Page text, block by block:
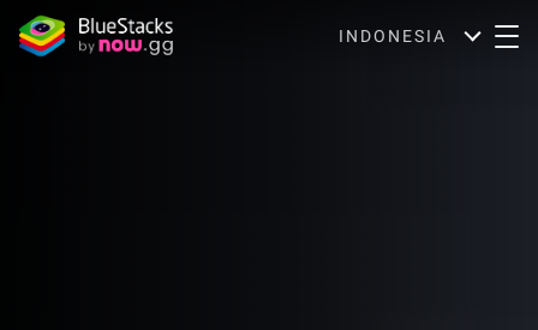
INDONESIA